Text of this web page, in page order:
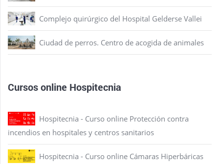
Complejo quirúrgico del Hospital Gelderse Vallei
Ciudad de perros. Centro de acogida de animales
Cursos online Hospitecnia
Hospitecnia - Curso online Protección contra
incendios en hospitales y centros sanitarios
Hospitecnia - Curso online Cámaras Hiperbáricas